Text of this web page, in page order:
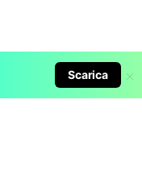
Scarica